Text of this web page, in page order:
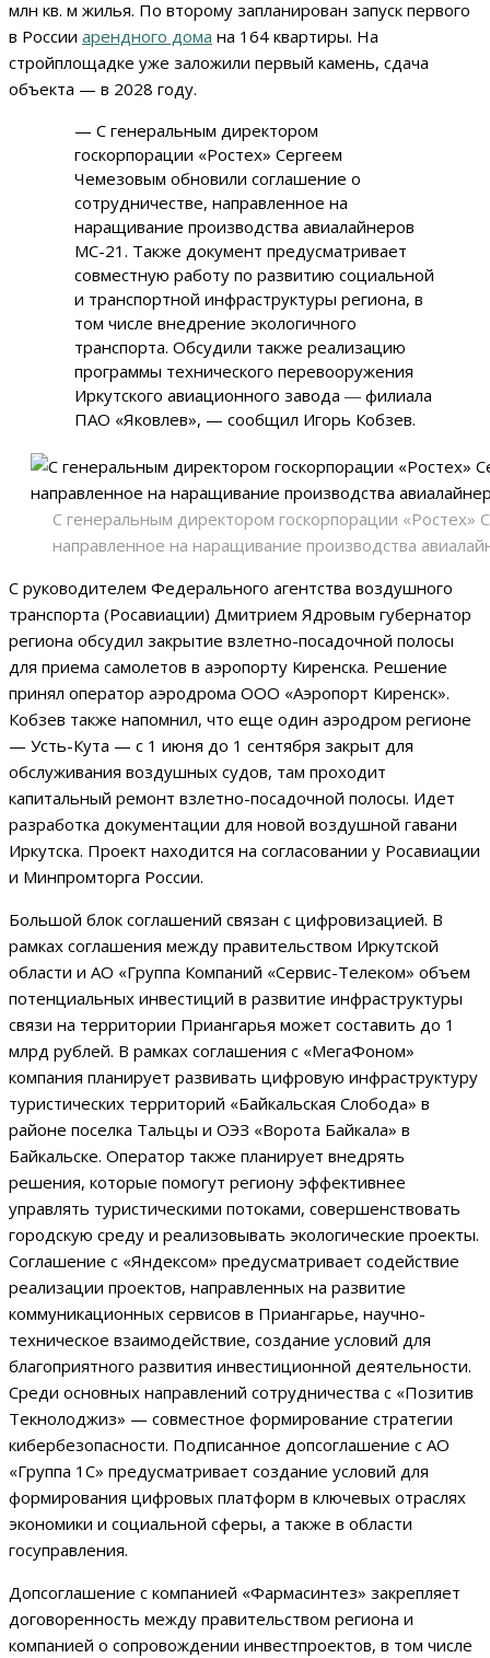
млн кв. м жилья. По второму запланирован запуск первого
в России арендного дома на 164 квартиры. На
стройплощадке уже заложили первый камень, сдача
объекта — в 2028 году.
— С генеральным директором
госкорпорации «Ростех» Сергеем
Чемезовым обновили соглашение о
сотрудничестве, направленное на
наращивание производства авиалайнеров
МС-21. Также документ предусматривает
совместную работу по развитию социальной
и транспортной инфраструктуры региона, в
том числе внедрение экологичного
транспорта. Обсудили также реализацию
программы технического перевооружения
Иркутского авиационного завода ― филиала
ПАО «Яковлев», — сообщил Игорь Кобзев.
С генеральным директором госкорпорации
направленное на наращивание производства
С руководителем Федерального агентства воздушного
транспорта (Росавиации) Дмитрием Ядровым губернатор
региона обсудил закрытие взлетно-посадочной полосы
для приема самолетов в аэропорту Киренска. Решение
принял оператор аэродрома ООО «Аэропорт Киренск».
Кобзев также напомнил, что еще один аэродром регионе
— Усть-Кута — с 1 июня до 1 сентября закрыт для
обслуживания воздушных судов, там проходит
капитальный ремонт взлетно-посадочной полосы. Идет
разработка документации для новой воздушной гавани
Иркутска. Проект находится на согласовании у Росавиации
и Минпромторга России.
Большой блок соглашений связан с цифровизацией. В
рамках соглашения между правительством Иркутской
области и АО «Группа Компаний «Сервис-Телеком» объем
потенциальных инвестиций в развитие инфраструктуры
связи на территории Приангарья может составить до 1
млрд рублей. В рамках соглашения с «МегаФоном»
компания планирует развивать цифровую инфраструктуру
туристических территорий «Байкальская Слобода» в
районе поселка Тальцы и ОЭЗ «Ворота Байкала» в
Байкальске. Оператор также планирует внедрять
решения, которые помогут региону эффективнее
управлять туристическими потоками, совершенствовать
городскую среду и реализовывать экологические проекты.
Соглашение с «Яндексом» предусматривает содействие
реализации проектов, направленных на развитие
коммуникационных сервисов в Приангарье, научно-
техническое взаимодействие, создание условий для
благоприятного развития инвестиционной деятельности.
Среди основных направлений сотрудничества с «Позитив
Текнолоджиз» — совместное формирование стратегии
кибербезопасности. Подписанное допсоглашение с АО
«Группа 1С» предусматривает создание условий для
формирования цифровых платформ в ключевых отраслях
экономики и социальной сферы, а также в области
госуправления.
Допсоглашение с компанией «Фармасинтез» закрепляет
договоренность между правительством региона и
компанией о сопровождении инвестпроектов, в том числе